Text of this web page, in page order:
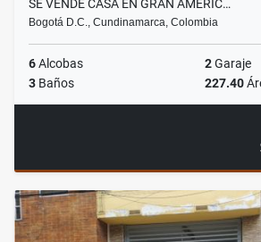
SE VENDE CASA EN GRAN AMÉRIC…
Bogotá D.C., Cundinamarca, Colombia
6Alcobas 2Garaje
3 Baños 227.40